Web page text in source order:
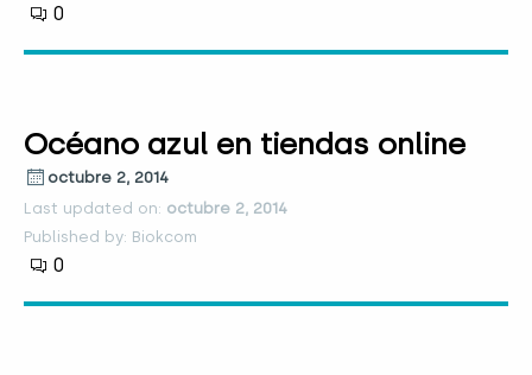
0
Océano azul en tiendas online
octubre 2, 2014
Last updated on: octubre 2, 2014
Published by: Biokcom
0